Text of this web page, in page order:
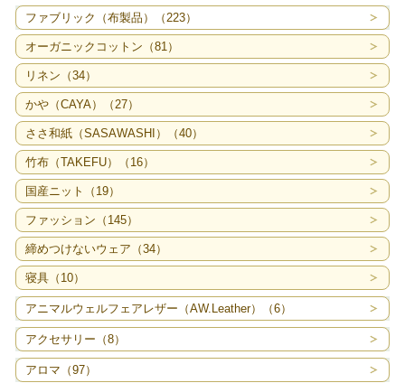
ファブリック（布製品）（223）
オーガニックコットン（81）
リネン（34）
かや（CAYA）（27）
ささ和紙（SASAWASHI）（40）
竹布（TAKEFU）（16）
国産ニット（19）
ファッション（145）
締めつけないウェア（34）
寝具（10）
アニマルウェルフェアレザー（AW.Leather）（6）
アクセサリー（8）
アロマ（97）